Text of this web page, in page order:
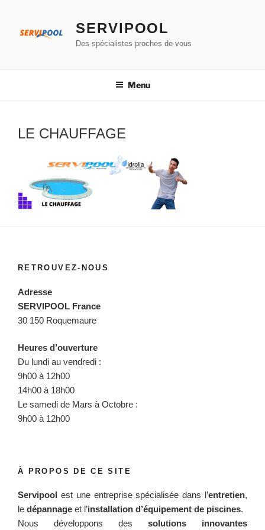
contenu
SERVIPOOL
Des spécialistes proches de vous
Menu
LE CHAUFFAGE
RETROUVEZ-NOUS
Adresse
SERVIPOOL France
30 150 Roquemaure
Heures d’ouverture
Du lundi au vendredi :
9h00 à 12h00
14h00 à 18h00
Le samedi de Mars à Octobre :
9h00 à 12h00
À PROPOS DE CE SITE
Servipool est une entreprise spécialisée dans l’entretien,
le dépannage et l’installation d’équipement de piscines.
Nous développons des solutions innovantes